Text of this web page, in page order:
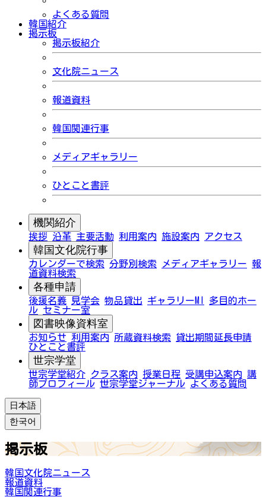
よくある質問
韓国紹介
掲示板
掲示板紹介
文化院ニュース
報道資料
韓国関連行事
メディアギャラリー
ひとこと書評
機関紹介
挨拶 沿革 主要活動 利用案内 施設案内 アクセス
韓国文化院行事
カレンダーで検索 分野別検索 メディアギャラリー 報
道資料検索
各種申請
後援名義 見学会 物品貸出 ギャラリーMI
多目的ホー
ル セミナー室
図書映像資料室
お知らせ 利用案内 所蔵資料検索
貸出期間延長申請
ひとこと書評
世宗学堂
世宗学堂紹介 クラス案内 授業日程 受講申込案内 講
師プロフィール 世宗学堂ジャーナル よくある質問
日本語
한국어
掲示板
韓国文化院ニュース
報道資料
韓国関連行事